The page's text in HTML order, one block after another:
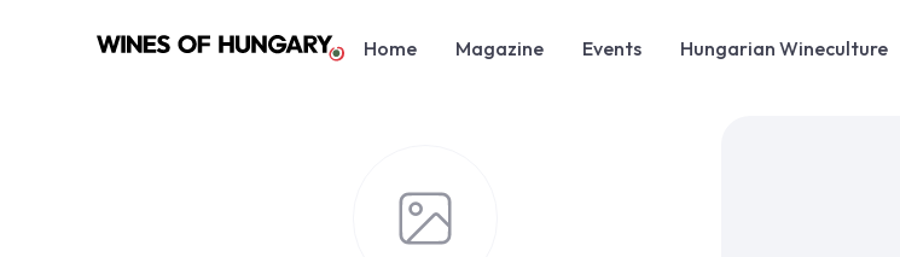
Home Magazine Events Hungarian Wineculture